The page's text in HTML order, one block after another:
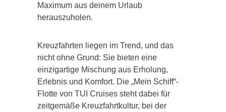
Maximum aus deinem Urlaub
herauszuholen.
Kreuzfahrten liegen im Trend, und das
nicht ohne Grund: Sie bieten eine
einzigartige Mischung aus Erholung,
Erlebnis und Komfort. Die „Mein Schiff“-
Flotte von TUI Cruises steht dabei für
zeitgemäße Kreuzfahrtkultur, bei der